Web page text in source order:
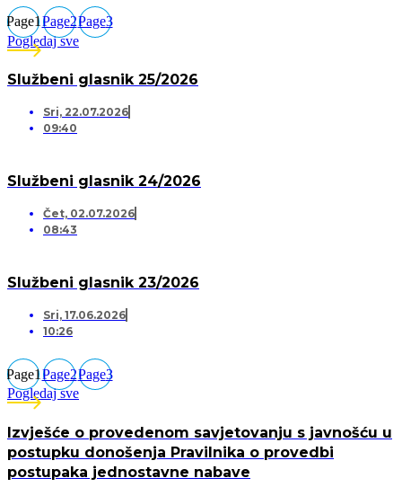
Page1Page2Page3
Pogledaj sve
Službeni glasnik 25/2026
Sri, 22.07.2026
09:40
Službeni glasnik 24/2026
Čet, 02.07.2026
08:43
Službeni glasnik 23/2026
Sri, 17.06.2026
10:26
Page1Page2Page3
Pogledaj sve
Izvješće o provedenom savjetovanju s javnošću u
postupku donošenja Pravilnika o provedbi
postupaka jednostavne nabave